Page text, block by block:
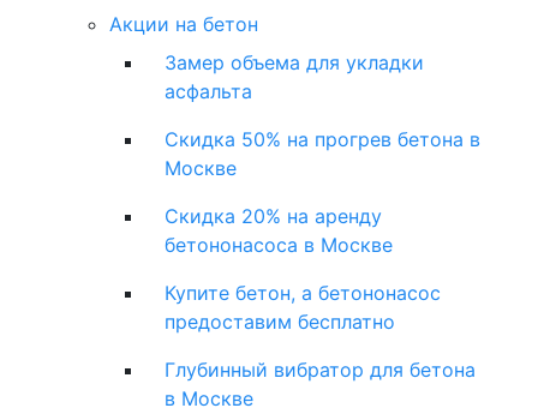
Акции на бетон
Замер объема для укладки
асфальта
Скидка 50% на прогрев бетона в
Москве
Скидка 20% на аренду
бетононасоса в Москве
Купите бетон, а бетононасос
предоставим бесплатно
Глубинный вибратор для бетона
в Москве